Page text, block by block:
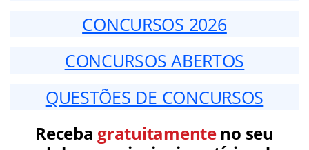
CONCURSOS 2026
CONCURSOS ABERTOS
QUESTÕES DE CONCURSOS
Receba gratuitamenteno seu